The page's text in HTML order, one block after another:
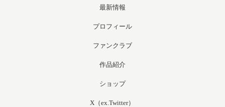
最新情報
プロフィール
ファンクラブ
作品紹介
ショップ
X（ex.Twitter）